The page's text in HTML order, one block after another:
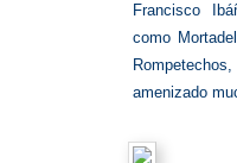
Francisco
como
amenizado